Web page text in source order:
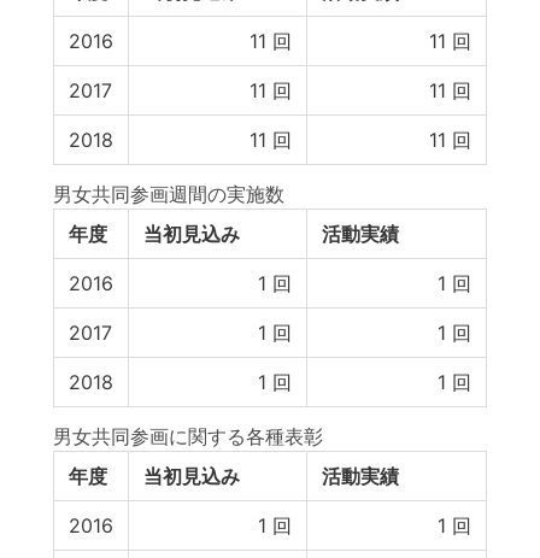
2016 11 回 11 回
2017 11 回 11 回
2018 11 回 11 回
男女共同参画週間の実施数
年度
当初見込み 活動実績
2016 1 回 1 回
2017 1 回 1 回
2018 1 回 1 回
男女共同参画に関する各種表彰
年度
当初見込み 活動実績
2016 1 回 1 回